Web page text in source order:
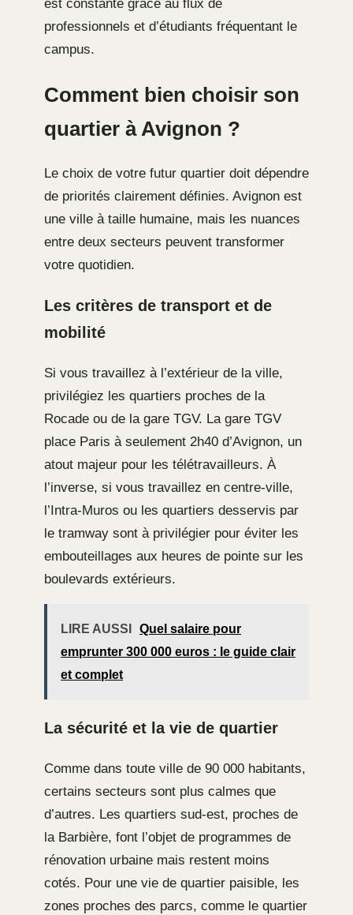
est constante grâce au flux de
professionnels et d’étudiants fréquentant le
campus.
Comment bien choisir son
quartier à Avignon ?
Le choix de votre futur quartier doit dépendre
de priorités clairement définies. Avignon est
une ville à taille humaine, mais les nuances
entre deux secteurs peuvent transformer
votre quotidien.
Les critères de transport et de
mobilité
Si vous travaillez à l’extérieur de la ville,
privilégiez les quartiers proches de la
Rocade ou de la gare TGV. La gare TGV
place Paris à seulement 2h40 d’Avignon, un
atout majeur pour les télétravailleurs. À
l’inverse, si vous travaillez en centre-ville,
l’Intra-Muros ou les quartiers desservis par
le tramway sont à privilégier pour éviter les
embouteillages aux heures de pointe sur les
boulevards extérieurs.
LIRE AUSSI
Quel salaire pour
emprunter 300 000 euros : le guide clair
et complet
La sécurité et la vie de quartier
Comme dans toute ville de 90 000 habitants,
certains secteurs sont plus calmes que
d’autres. Les quartiers sud-est, proches de
la Barbière, font l’objet de programmes de
rénovation urbaine mais restent moins
cotés. Pour une vie de quartier paisible, les
zones proches des parcs, comme le quartier